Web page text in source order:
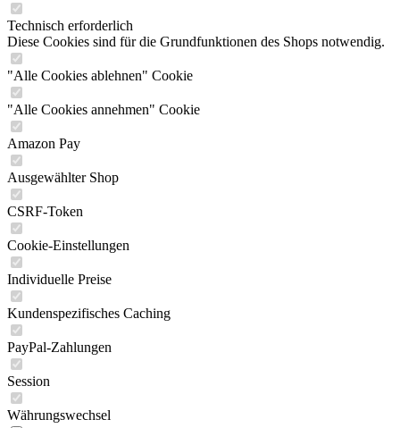
Technisch erforderlich
Diese Cookies sind für die Grundfunktionen des Shops notwendig.
"Alle Cookies ablehnen" Cookie
"Alle Cookies annehmen" Cookie
Amazon Pay
Ausgewählter Shop
CSRF-Token
Cookie-Einstellungen
Individuelle Preise
Kundenspezifisches Caching
PayPal-Zahlungen
Session
Währungswechsel